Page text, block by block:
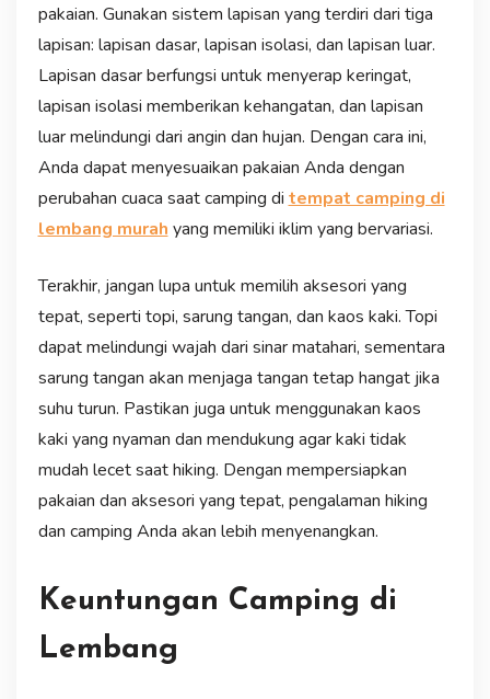
pakaian. Gunakan sistem lapisan yang terdiri dari tiga
lapisan: lapisan dasar, lapisan isolasi, dan lapisan luar.
Lapisan dasar berfungsi untuk menyerap keringat,
lapisan isolasi memberikan kehangatan, dan lapisan
luar melindungi dari angin dan hujan. Dengan cara ini,
Anda dapat menyesuaikan pakaian Anda dengan
perubahan cuaca saat camping di tempat camping di
lembang murah yang memiliki iklim yang bervariasi.
Terakhir, jangan lupa untuk memilih aksesori yang
tepat, seperti topi, sarung tangan, dan kaos kaki. Topi
dapat melindungi wajah dari sinar matahari, sementara
sarung tangan akan menjaga tangan tetap hangat jika
suhu turun. Pastikan juga untuk menggunakan kaos
kaki yang nyaman dan mendukung agar kaki tidak
mudah lecet saat hiking. Dengan mempersiapkan
pakaian dan aksesori yang tepat, pengalaman hiking
dan camping Anda akan lebih menyenangkan.
Keuntungan Camping di
Lembang